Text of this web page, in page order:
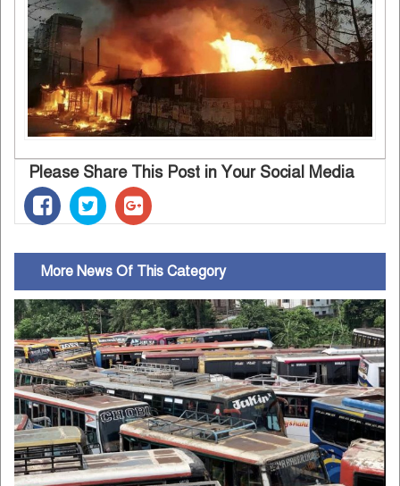
Please Share This Post in Your Social Media
More News Of This Category